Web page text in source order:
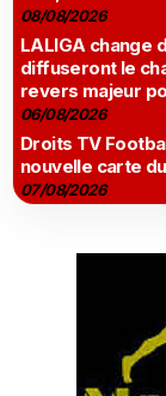
08/08/2026
LALIGA change
diffuseront le
revers majeur
06/08/2026
Droits TV
nouvelle carte
07/08/2026